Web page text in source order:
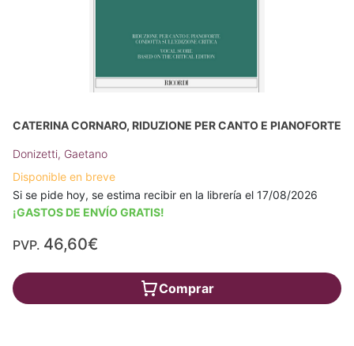
CATERINA CORNARO, RIDUZIONE PER CANTO E PIANOFORTE
Donizetti, Gaetano
Disponible en breve
Si se pide hoy, se estima recibir en la librería el 17/08/2026
¡GASTOS DE ENVÍO GRATIS!
PVP. 46,60€
Comprar